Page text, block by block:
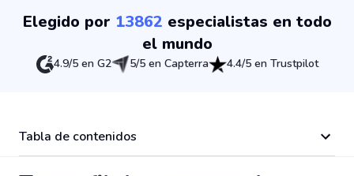
Elegido por 13862 especialistas en todo
el mundo
4.9/5 en G2 5/5 en Capterra 4.4/5 en Trustpilot
Tabla de contenidos